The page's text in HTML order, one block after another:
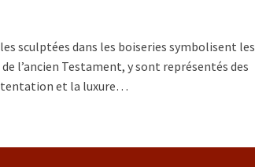
sculptées dans les boiseries symbolisent les
l’ancien Testament, y sont représentés des
tentation et la luxure…